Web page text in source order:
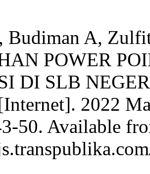
Budiman A,
POWER
DI SLB
2022
50. Available